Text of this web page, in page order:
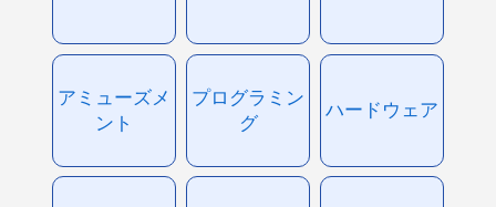
アミューズメ
ント
プログラミン
グ
ハードウェア